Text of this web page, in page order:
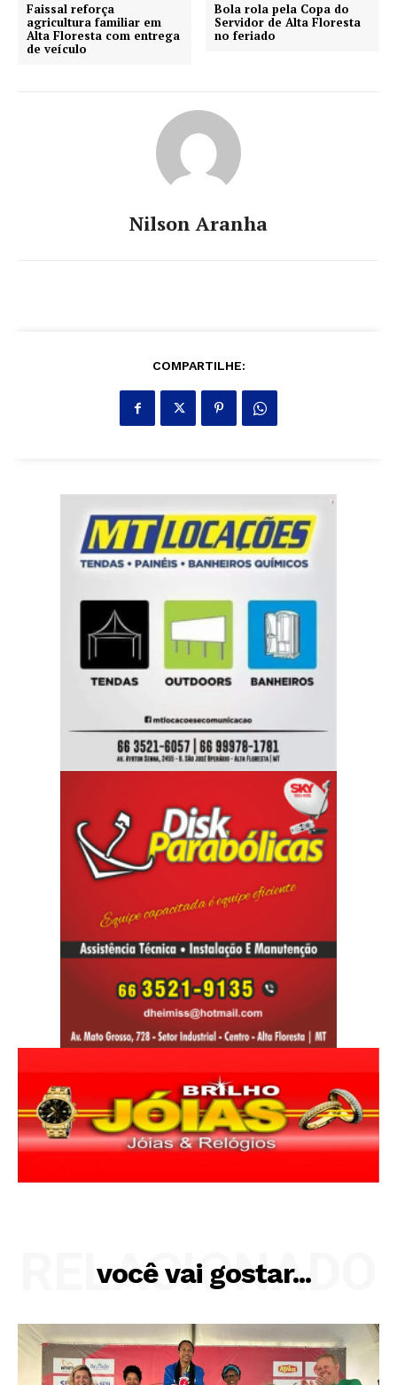
Faissal reforça
agricultura familiar em
Alta Floresta com entrega
de veículo
Bola rola pela Copa do
Servidor de Alta Floresta
no feriado
Nilson Aranha
COMPARTILHE:
você vai gostar...
RELACIONADO